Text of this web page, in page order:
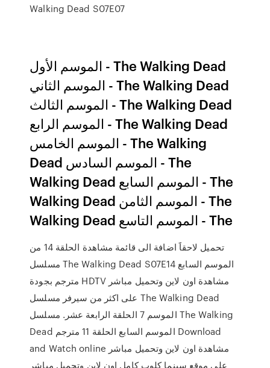
Walking Dead S07E07
الموسم الأول - The Walking Dead
الموسم الثاني - The Walking Dead
الموسم الثالث - The Walking Dead
الموسم الرابع - The Walking Dead
الموسم الخامس - The Walking
Dead الموسم السادس - The
Walking Dead الموسم السابع - The
Walking Dead الموسم الثامن - The
Walking Dead الموسم التاسع - The
تحميل لاحقاََ اضافة الى قائمة مشاهدة الحلقة 14 من
مسلسل The Walking Dead S07E14 الموسم السابع
مترجم بجودة HDTV مشاهدة اون لاين وتحميل مباشر
على اكثر من سيرفر مسلسل The Walking Dead
الموسم 7 الحلقة الرابعة عشر. مسلسل The Walking
Dead الموسم السابع الحلقة 11 مترجم Download
and Watch online مشاهدة اون لاين وتحميل مباشر
على موقع سينما كلوب كامل اون لاين وتحميل مباشر